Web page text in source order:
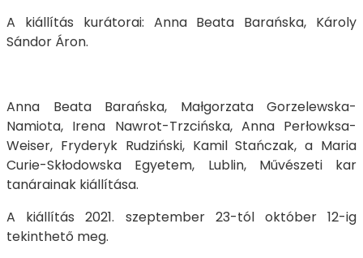
A kiállítás kurátorai: Anna Beata Barańska, Károly
Sándor Áron.
Anna Beata Barańska, Małgorzata Gorzelewska-
Namiota, Irena Nawrot-Trzcińska, Anna Perłowksa-
Weiser, Fryderyk Rudziński, Kamil Stańczak, a Maria
Curie-Skłodowska Egyetem, Lublin, Művészeti kar
tanárainak kiállítása.
A kiállítás 2021. szeptember 23-tól október 12-ig
tekinthető meg.